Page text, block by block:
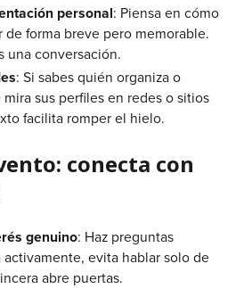
personal: Piensa en cómo
de forma breve pero memorable.
una conversación.
: Si sabes quién organiza o
sus perfiles en redes o sitios
facilita romper el hielo.
conecta con
genuino: Haz preguntas
evita hablar solo de
abre puertas.